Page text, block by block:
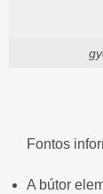
Fontos
A bútor